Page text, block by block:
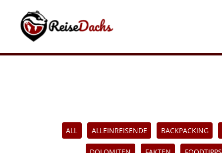
Inhalt
springen
ALL ALLEINREISENDE BACKPACKING